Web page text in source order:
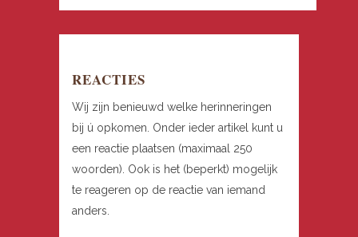
REACTIES
Wij zijn benieuwd welke herinneringen
bij ú opkomen. Onder ieder artikel kunt u
een reactie plaatsen (maximaal 250
woorden). Ook is het (beperkt) mogelijk
te reageren op de reactie van iemand
anders.